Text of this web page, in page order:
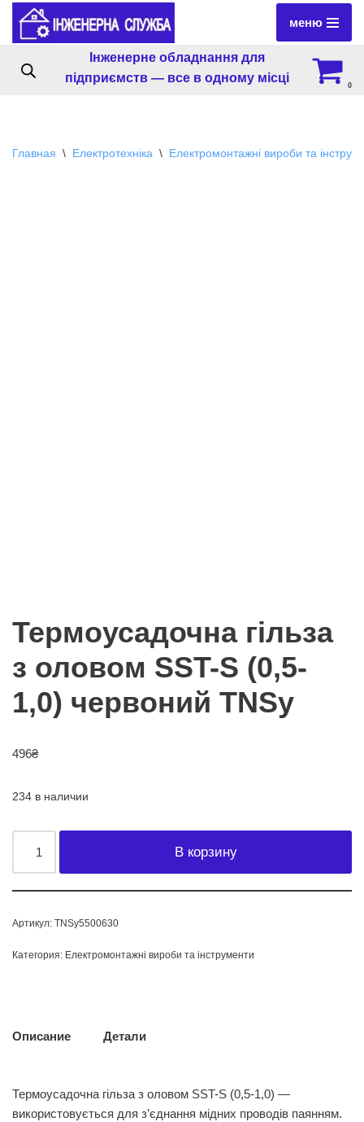
Перейти
содержимому
меню
Інженерне обладнання для
підприємств — все в одному місці
0
Главная \ Електротехніка \ Електромонтажні вироби та
Термоусадочна гільза
з оловом SST-S (0,5-
1,0) червоний TNSy
496₴
234 в наличии
В корзину
Артикул: TNSy5500630
Категория: Електромонтажні вироби та інструменти
Описание Детали
Термоусадочна гільза з оловом SST-S (0,5-1,0) —
використовується для з’єднання мідних проводів паянням.